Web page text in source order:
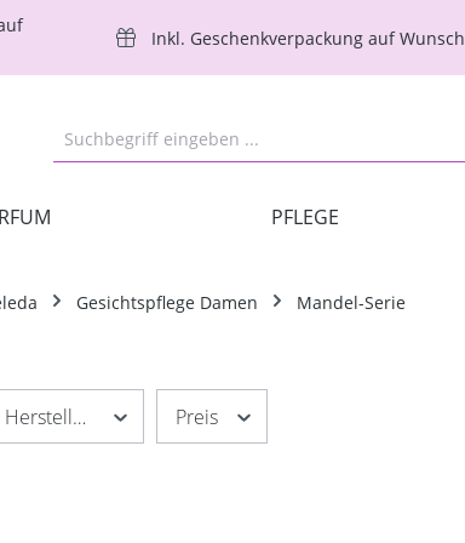
Inkl. Geschenkverpackung auf Wunsch
PFLEGE
Gesichtspflege Damen Mandel-Serie
Hersteller Preis